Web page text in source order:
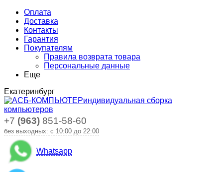
Оплата
Доставка
Контакты
Гарантия
Покупателям
Правила возврата товара
Персональные данные
Еще
Екатеринбург
индивидуальная сборка
компьютеров
+7 (963) 851-58-60
без выходных: с 10:00 до 22:00
Whatsapp